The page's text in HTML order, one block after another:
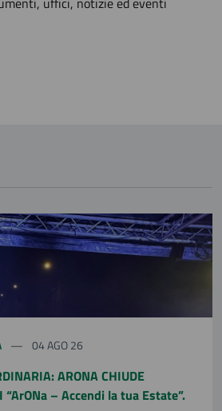
04 AGO 26
ARONA CHIUDE
“ArONa – Accendi la tua Estate”.